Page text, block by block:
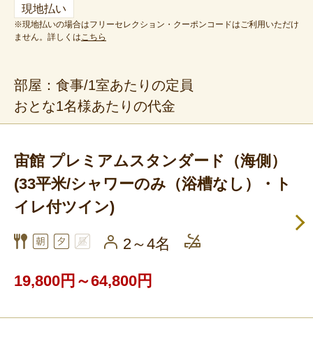
現地払い
※現地払いの場合はフリーセレクション・クーポンコードはご利用いただけ
ません。詳しくはこちら
部屋：食事/1室あたりの定員
おとな1名様あたりの代金
宙館 プレミアムスタンダード（海側）
(33平米/シャワーのみ（浴槽なし）・ト
イレ付ツイン)
2～4名
19,800円～64,800円
フリーセレクション・クーポンコードのご利用につ
フリーセレクションをご利用いただけない商品